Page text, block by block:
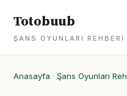
Totobuub
ŞANS OYUNLARI REHBERI
Anasayfa · Şans Oyunları